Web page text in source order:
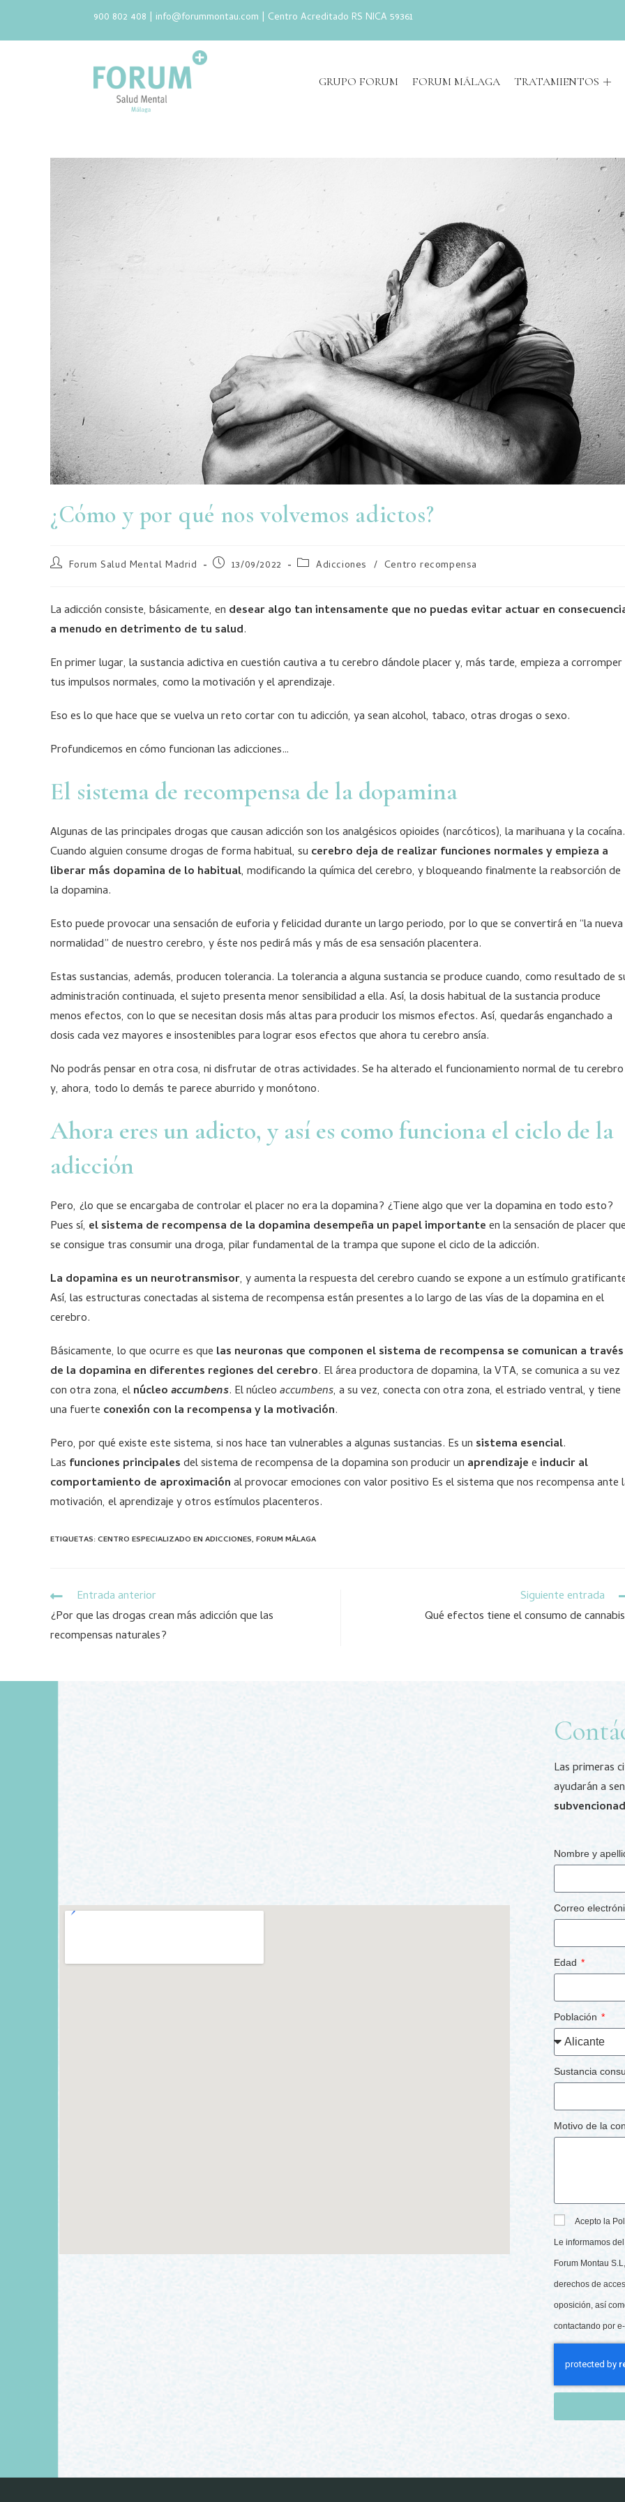
900 802 408 | info@forummontau.com | Centro Acreditado RS NICA 59361
GRUPO FORUM FORUM MÁLAGA TRATAMIENTOS
¿Cómo y por qué nos volvemos adictos?
Forum Salud Mental Madrid 13/09/2022 Adicciones / Centro recompensa
La adicción consiste, básicamente, en desear algo tan intensamente que no puedas evitar actuar en
a menudo en detrimento de tu salud.
En primer lugar, la sustancia adictiva en cuestión cautiva a tu cerebro dándole placer y, más tarde, empieza a corromper
tus impulsos normales, como la motivación y el aprendizaje.
Eso es lo que hace que se vuelva un reto cortar con tu adicción, ya sean alcohol, tabaco, otras drogas o sexo.
Profundicemos en cómo funcionan las adicciones…
El sistema de recompensa de la dopamina
Algunas de las principales drogas que causan adicción son los analgésicos opioides (narcóticos), la marihuana y la cocaína.
Cuando alguien consume drogas de forma habitual, su cerebro deja de realizar funciones normales y empieza a
liberar más dopamina de lo habitual, modificando la química del cerebro, y bloqueando finalmente la reabsorción de
la dopamina.
Esto puede provocar una sensación de euforia y felicidad durante un largo periodo, por lo que se convertirá en “la nueva
normalidad” de nuestro cerebro, y éste nos pedirá más y más de esa sensación placentera.
Estas sustancias, además, producen tolerancia. La tolerancia a alguna sustancia se produce cuando, como resultado de
administración continuada, el sujeto presenta menor sensibilidad a ella. Así, la dosis habitual de la sustancia produce
menos efectos, con lo que se necesitan dosis más altas para producir los mismos efectos. Así, quedarás enganchado a
dosis cada vez mayores e insostenibles para lograr esos efectos que ahora tu cerebro ansía.
No podrás pensar en otra cosa, ni disfrutar de otras actividades. Se ha alterado el funcionamiento normal de tu cerebro
y, ahora, todo lo demás te parece aburrido y monótono.
Ahora eres un adicto, y así es como funciona el ciclo de la
adicción
Pero, ¿lo que se encargaba de controlar el placer no era la dopamina? ¿Tiene algo que ver la dopamina en todo esto?
Pues sí, el sistema de recompensa de la dopamina desempeña un papel importanteen la sensación de placer que
se consigue tras consumir una droga, pilar fundamental de la trampa que supone el ciclo de la adicción.
La dopamina es un neurotransmisor, y aumenta la respuesta del cerebro cuando se expone a un estímulo
Así, las estructuras conectadas al sistema de recompensa están presentes a lo largo de las vías de la dopamina en el
cerebro.
Básicamente, lo que ocurre es que las neuronas que componen el sistema de recompensa se comunican a través
de la dopamina en diferentes regiones del cerebro. El área productora de dopamina, la VTA, se comunica a su vez
con otra zona, elnúcleoaccumbens. El núcleoaccumbens, a su vez, conecta con otra zona, el estriado ventral, y tiene
una fuerte conexión con la recompensa y la motivación.
Pero, por qué existe este sistema, si nos hace tan vulnerables a algunas sustancias. Es un sistema esencial.
Las funciones principalesdel sistema de recompensa de la dopamina son producir un aprendizajeeinducir al
comportamiento de aproximaciónal provocar emociones con valor positivo Es el sistema que nos recompensa ante
motivación, el aprendizaje y otros estímulos placenteros.
ETIQUETAS:CENTRO ESPECIALIZADO EN ADICCIONES, FORUM MÁLAGA
Entrada anterior
¿Por que las drogas crean más adicción que las
recompensas naturales?
Siguiente entrada
Qué efectos tiene el consumo de
Las primeras
ayudarán a
Nombre y
Correo
Edad
Población
Sustancia
Motivo de la
Acepto la
Le informamos
Forum Montau
derechos de
oposición, así
contactando por